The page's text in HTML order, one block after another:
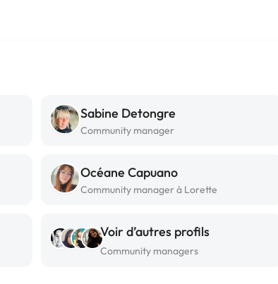
Sabine Detongre
Community manager
Océane Capuano
Community manager à Lorette
Voir d’autres profils
Community managers